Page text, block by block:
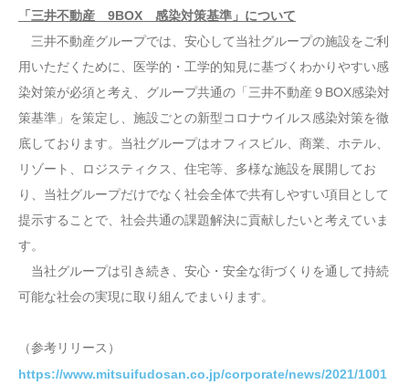
「三井不動産 9BOX 感染対策基準」について
三井不動産グループでは、安心して当社グループの施設をご利
用いただくために、医学的・工学的知見に基づくわかりやすい感
染対策が必須と考え、グループ共通の「三井不動産９BOX感染対
策基準」を策定し、施設ごとの新型コロナウイルス感染対策を徹
底しております。当社グループはオフィスビル、商業、ホテル、
リゾート、ロジスティクス、住宅等、多様な施設を展開してお
り、当社グループだけでなく社会全体で共有しやすい項目として
提示することで、社会共通の課題解決に貢献したいと考えていま
す。
当社グループは引き続き、安心・安全な街づくりを通して持続
可能な社会の実現に取り組んでまいります。
（参考リリース）
https://www.mitsuifudosan.co.jp/corporate/news/2021/1001